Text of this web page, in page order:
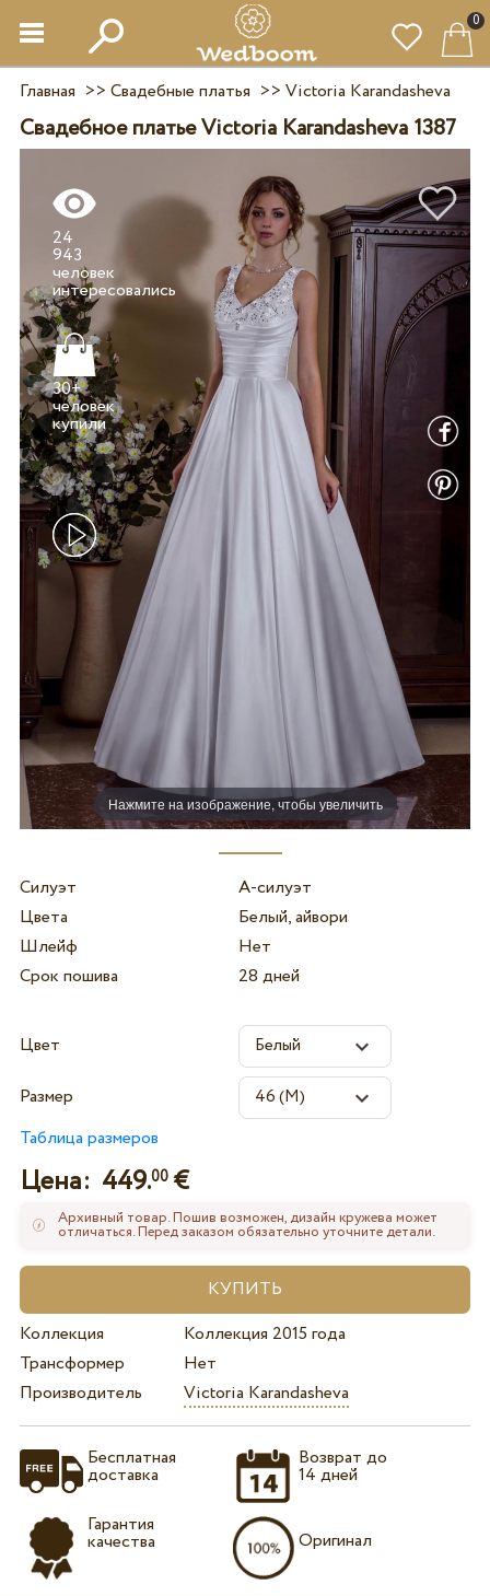
0
Главная >> Свадебные платья >> Victoria Karandasheva
Свадебное платье Victoria Karandasheva 1387
Нажмите на изображение, чтобы увеличить
24
943
человек
30+
человек
купили
Силуэт
А-силуэт
Цвета
Белый, айвори
Шлейф
Нет
Срок пошива
28 дней
Цвет
Размер
Таблица размеров
Цена: 449.00€
Архивный товар. Пошив возможен, дизайн кружева может
отличаться. Перед заказом обязательно уточните детали.
Коллекция
Коллекция 2015 года
Трансформер
Нет
Производитель
Victoria Karandasheva
Бесплатная
доставка
Гарантия
качества
Возврат до
14 дней
Оригинал